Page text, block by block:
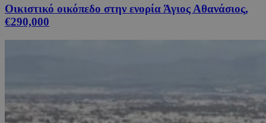
Οικιστικό οικόπεδο στην ενορία Άγιος Αθανάσιος,
€290,000